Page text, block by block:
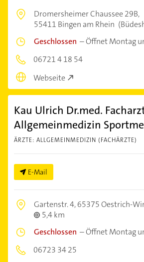
Dromersheimer Chaussee 29B,
55411 Bingen am Rhein
Geschlossen –Öffnet Montag
06721 4 18 54
Webseite
Kau Ulrich Dr.med.
Allgemeinmedizin
ÄRZTE: ALLGEMEINMEDIZIN (FACHÄRZTE)
E-Mail
Gartenstr. 4,65375 Oestrich-
5,4 km
Geschlossen –Öffnet Montag
06723 34 25